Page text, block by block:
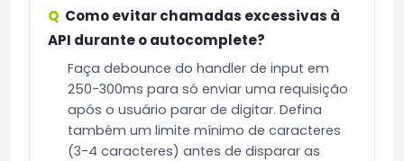
Como evitar chamadas excessivas à
API durante o autocomplete?
Faça debounce do handler de input em
250-300ms para só enviar uma requisição
após o usuário parar de digitar. Defina
também um limite mínimo de caracteres
(3-4 caracteres) antes de disparar as